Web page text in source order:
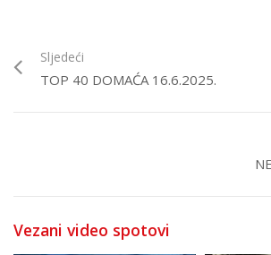
Sljedeći
TOP 40 DOMAĆA 16.6.2025.
Vezani video spotovi